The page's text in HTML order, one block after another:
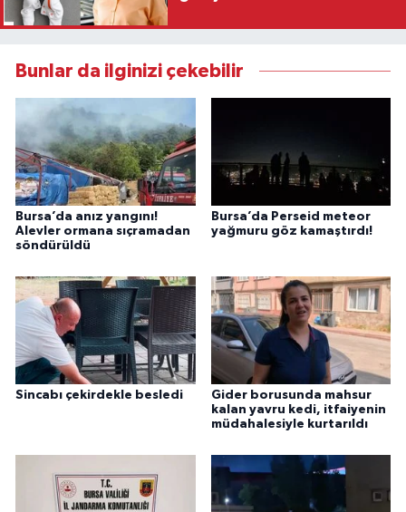
Bunlar da ilginizi çekebilir
Bursa’da anız yangını!
Alevler ormana sıçramadan
söndürüldü
Bursa’da Perseid meteor
yağmuru göz kamaştırdı!
Sincabı çekirdekle besledi
Gider borusunda mahsur
kalan yavru kedi, itfaiyenin
müdahalesiyle kurtarıldı